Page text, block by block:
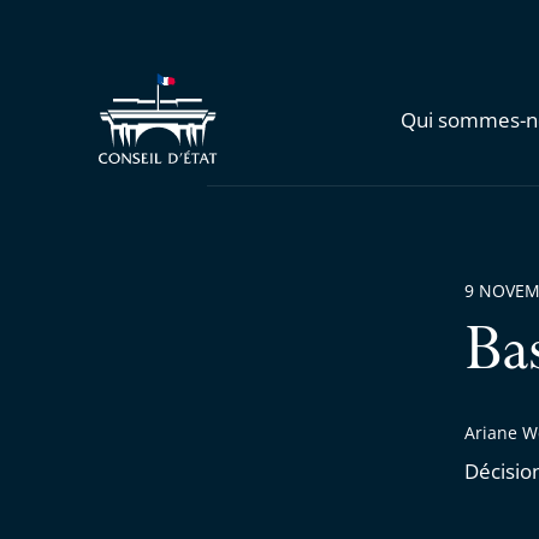
Qui sommes-
Ariane
9